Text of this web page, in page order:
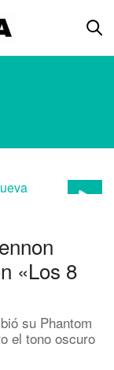
«Los 8
su Phantom
el tono oscuro